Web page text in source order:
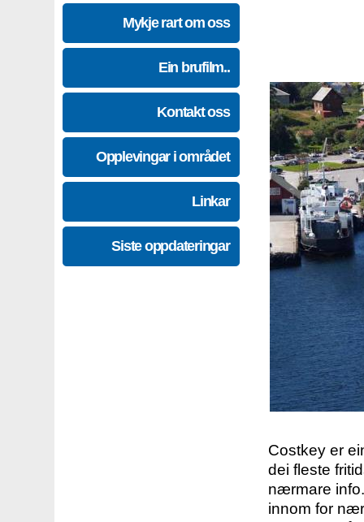
Mykje rart om oss
Ein brufilm..
Kontakt oss
Opplevingar i området
Linkar
Siste oppdateringar
Costkey er
dei fleste
nærmare
innom for